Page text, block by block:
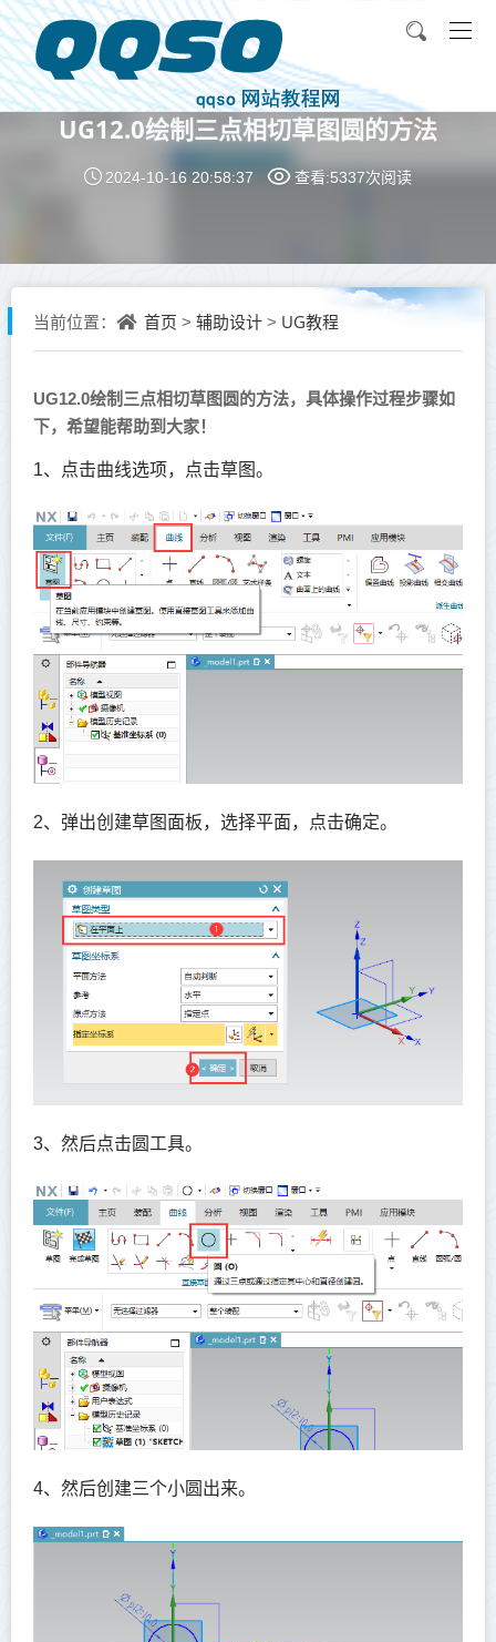
UG12.0绘制三点相切草图圆的方法
2024-10-16 20:58:37 查看:5337次阅读
当前位置： 首页 > 辅助设计 > UG教程
UG12.0绘制三点相切草图圆的方法，具体操作过程步骤如
下，希望能帮助到大家！
1、点击曲线选项，点击草图。
2、弹出创建草图面板，选择平面，点击确定。
3、然后点击圆工具。
4、然后创建三个小圆出来。